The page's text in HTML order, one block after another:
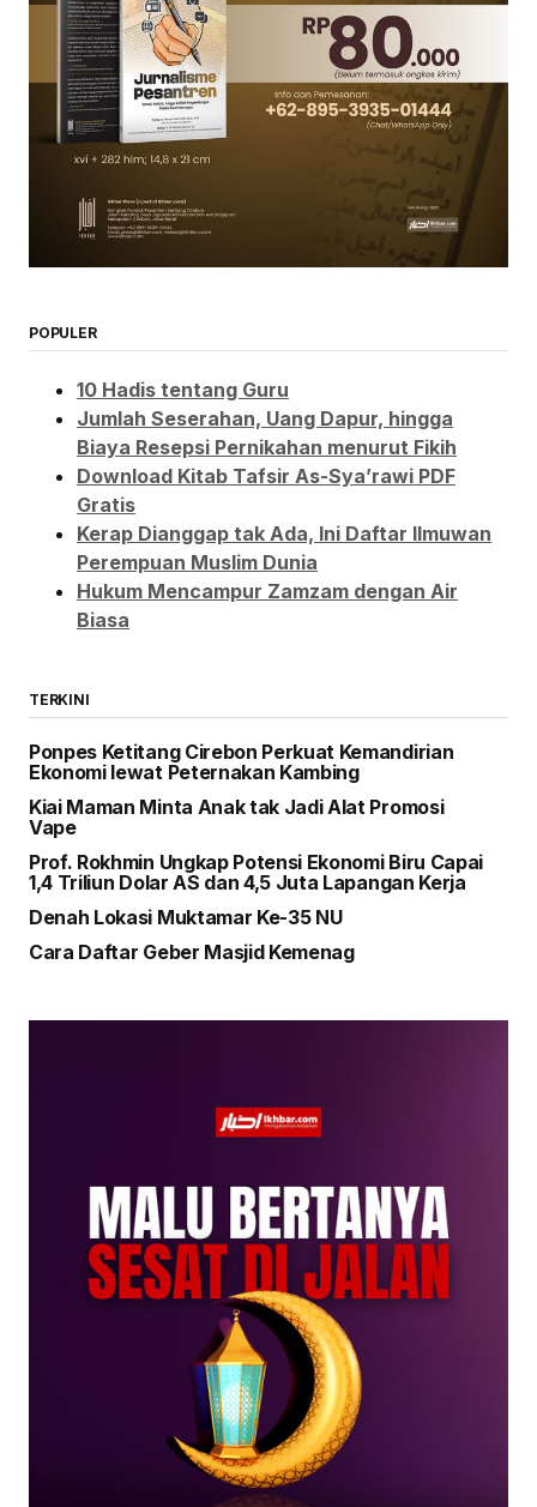
POPULER
10 Hadis tentang Guru
Jumlah Seserahan, Uang Dapur, hingga
Biaya Resepsi Pernikahan menurut Fikih
Download Kitab Tafsir As-Sya’rawi PDF
Gratis
Kerap Dianggap tak Ada, Ini Daftar Ilmuwan
Perempuan Muslim Dunia
Hukum Mencampur Zamzam dengan Air
Biasa
TERKINI
Ponpes Ketitang Cirebon Perkuat Kemandirian
Ekonomi lewat Peternakan Kambing
Kiai Maman Minta Anak tak Jadi Alat Promosi
Vape
Prof. Rokhmin Ungkap Potensi Ekonomi Biru Capai
1,4 Triliun Dolar AS dan 4,5 Juta Lapangan Kerja
Denah Lokasi Muktamar Ke-35 NU
Cara Daftar Geber Masjid Kemenag